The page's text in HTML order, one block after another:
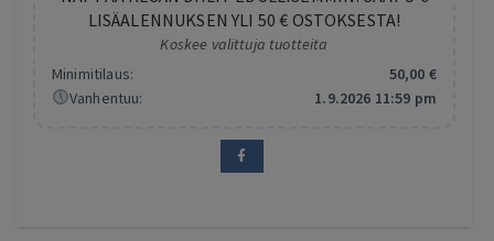
LISÄALENNUKSEN YLI 50 € OSTOKSESTA!
Koskee valittuja tuotteita
Minimitilaus:
50,00 €
Vanhentuu:
1.9.2026 11:59 pm